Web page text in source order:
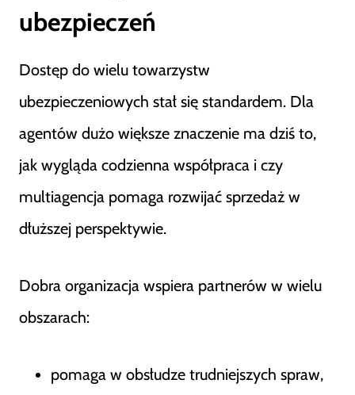
ubezpieczeń
Dostęp do wielu towarzystw
ubezpieczeniowych stał się standardem. Dla
agentów dużo większe znaczenie ma dziś to,
jak wygląda codzienna współpraca i czy
multiagencja pomaga rozwijać sprzedaż w
dłuższej perspektywie.
Dobra organizacja wspiera partnerów w wielu
obszarach:
pomaga w obsłudze trudniejszych spraw,